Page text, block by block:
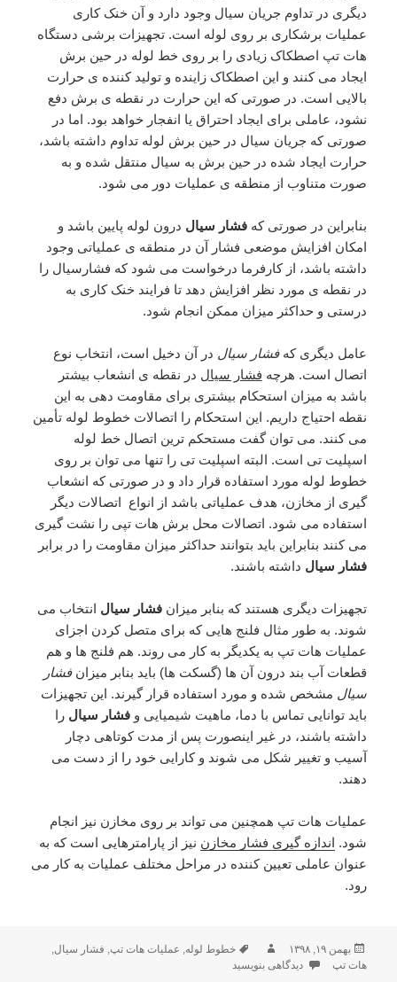
دیگری در تداوم جریان سیال وجود دارد و آن خنک کاری
عملیات برشکاری بر روی لوله است. تجهیزات برشی دستگاه
هات تپ اصطکاک زیادی را بر روی خط لوله در حین برش
ایجاد می کنند و این اصطکاک زاینده و تولید کننده ی حرارت
بالایی است. در صورتی که این حرارت در نقطه ی برش دفع
نشود، عاملی برای ایجاد احتراق یا انفجار خواهد بود. اما در
صورتی که جریان سیال در حین برش لوله تداوم داشته باشد،
حرارت ایجاد شده در حین برش به سیال منتقل شده و به
صورت متناوب از منطقه ی عملیات دور می شود.
بنابراین در صورتی کهفشار سیال درون لوله پایین باشد و
امکان افزایش موضعی فشار آن در منطقه ی عملیاتی وجود
داشته باشد، از کارفرما درخواست می شود که فشارسیال را
در نقطه ی مورد نظر افزایش دهد تا فرایند خنک کاری به
درستی و حداکثر میزان ممکن انجام شود.
عامل دیگری کهفشار سیال در آن دخیل است، انتخاب نوع
اتصال است. هرچه فشار سیال در نقطه ی انشعاب بیشتر
باشد به میزان استحکام بیشتری برای مقاومت دهی به این
نقطه احتیاج داریم. این استحکام را اتصالات خطوط لوله تأمین
می کنند. می توان گفت مستحکم ترین اتصال خط لوله
اسپلیت تی است. البته اسپلیت تی را تنها می توان بر روی
خطوط لوله مورد استفاده قرار داد و در صورتی که انشعاب
گیری از مخازن، هدف عملیاتی باشد از انواع اتصالات دیگر
استفاده می شود. اتصالات محل برش هات تپی را نشت گیری
می کنند بنابراین باید بتوانند حداکثر میزان مقاومت را در برابر
فشار سیال داشته باشند.
تجهیزات دیگری هستند که بنابر میزان فشار سیال انتخاب می
شوند. به طور مثال فلنج هایی که برای متصل کردن اجزای
عملیات هات تپ به یکدیگر به کار می روند. هم فلنج ها و هم
قطعات آب بند درون آن ها (گسکت ها) باید بنابر میزانفشار
سیال مشخص شده و مورد استفاده قرار گیرند. این تجهیزات
باید توانایی تماس با دما، ماهیت شیمیایی و فشار سیال را
داشته باشند، در غیر اینصورت پس از مدت کوتاهی دچار
آسیب و تغییر شکل می شوند و کارایی خود را از دست می
دهند.
عملیات هات تپ همچنین می تواند بر روی مخازن نیز انجام
شود. اندازه گیری فشار مخازن نیز از پارامترهایی است که به
عنوان عاملی تعیین کننده در مراحل مختلف عملیات به کار می
رود.
ارسال
شده
بهمن ۱۹, ۱۳۹۸ نویسندهبرچسب‌ها
خطوط لوله, عملیات هات تپ, فشار سیال,
هات تپ
برای فشار سیال در عملیات هات تپ
دیدگاهی بنویسید